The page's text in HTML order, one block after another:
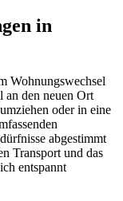
in
Wohnungswechsel
an den neuen Ort
oder in eine
abgestimmt
Transport und das
entspannt